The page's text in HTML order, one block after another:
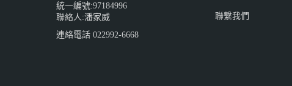
統一編號:97184996
聯絡人:潘家威
連絡電話 022992-6668
聯繫我們